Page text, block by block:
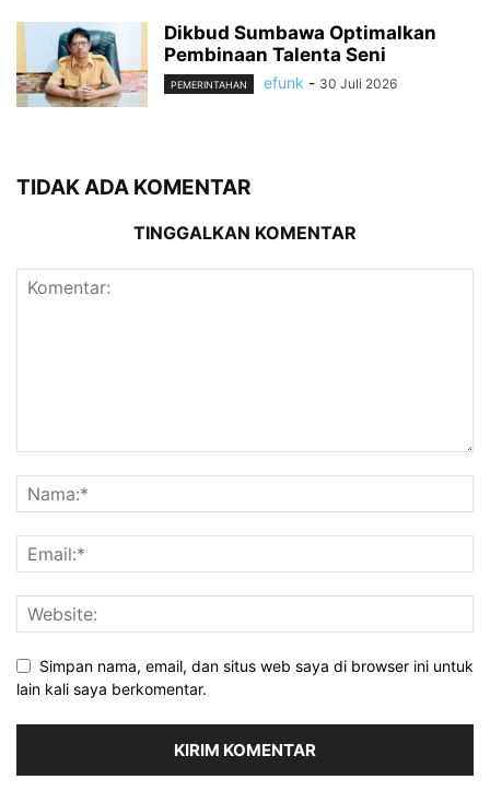
Dikbud Sumbawa Optimalkan
Pembinaan Talenta Seni
PEMERINTAHAN efunk - 30 Juli 2026
TIDAK ADA KOMENTAR
TINGGALKAN KOMENTAR
Simpan nama, email, dan situs web saya di browser ini untuk
lain kali saya berkomentar.